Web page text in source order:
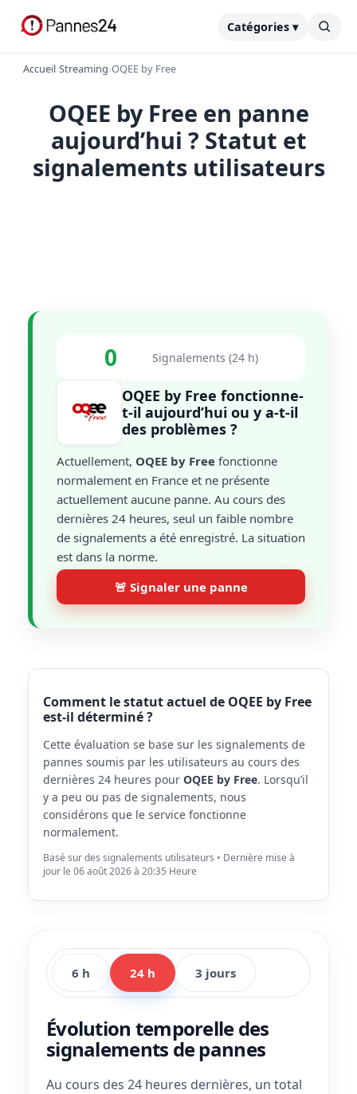
Catégories ▾
Accueil›Streaming›OQEE by Free
OQEE by Free en panne
aujourd’hui ? Statut et
signalements utilisateurs
0 Signalements (24 h)
OQEE by Free fonctionne-
t-il aujourd’hui ou y a-t-il
des problèmes ?
Actuellement, OQEE by Free fonctionne
normalement en France et ne présente
actuellement aucune panne. Au cours des
dernières 24 heures, seul un faible nombre
de signalements a été enregistré. La situation
est dans la norme.
🚨 Signaler une panne
Comment le statut actuel de OQEE by Free
est-il déterminé ?
Cette évaluation se base sur les signalements de
pannes soumis par les utilisateurs au cours des
dernières 24 heures pour OQEE by Free. Lorsqu’il
y a peu ou pas de signalements, nous
considérons que le service fonctionne
normalement.
Basé sur des signalements utilisateurs • Dernière mise à
jour le 06 août 2026 à 20:35 Heure
6 h 24 h 3 jours
Évolution temporelle des
signalements de pannes
Au cours des 24 heures dernières, un total